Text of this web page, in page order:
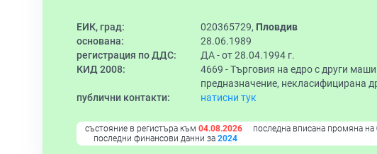
ЕИК, град: 020365729, Пловдив
основана:
28.06.1989
регистрация по ДДС:
ДА - от 28.04.1994 г.
КИД 2008:
4669 -Търговия на едро с други
предназначение, некласифицирана
публични контакти:
натисни тук
състояние в регистъра към 04.08.2026 последна вписана промяна на
последни финансови данни за 2024